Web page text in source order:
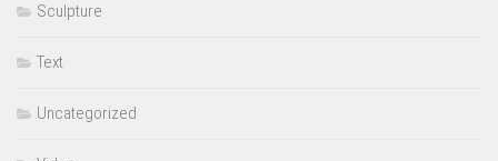
Sculpture
Text
Uncategorized